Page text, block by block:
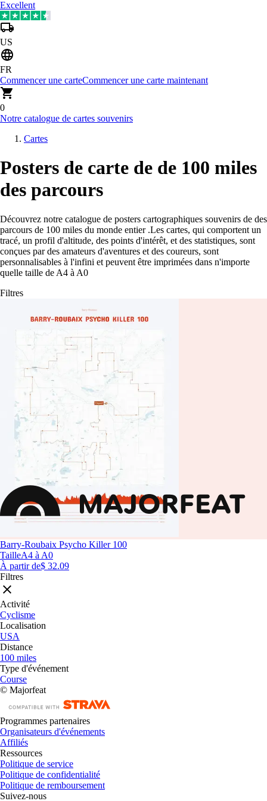
Excellent
US
FR
Commencer une carteCommencer une carte maintenant
0
Notre catalogue de cartes souvenirs
Cartes
Posters de carte de de 100 miles
des parcours
Découvrez notre catalogue de posters cartographiques souvenirs de des
parcours de 100 miles du monde entier .Les cartes, qui comportent un
tracé, un profil d'altitude, des points d'intérêt, et des statistiques, sont
conçues par des amateurs d'aventures et des coureurs, sont
personnalisables à l'infini et peuvent être imprimées dans n'importe
quelle taille de A4 à A0
Filtres
Barry-Roubaix Psycho Killer 100
TailleA4 à A0
À partir de$ 32.09
Filtres
Activité
Cyclisme
Localisation
USA
Distance
100 miles
Type d'événement
Course
© Majorfeat
Programmes partenaires
Organisateurs d'événements
Affiliés
Ressources
Politique de service
Politique de confidentialité
Politique de remboursement
Suivez-nous